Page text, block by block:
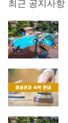
최근 공지사항